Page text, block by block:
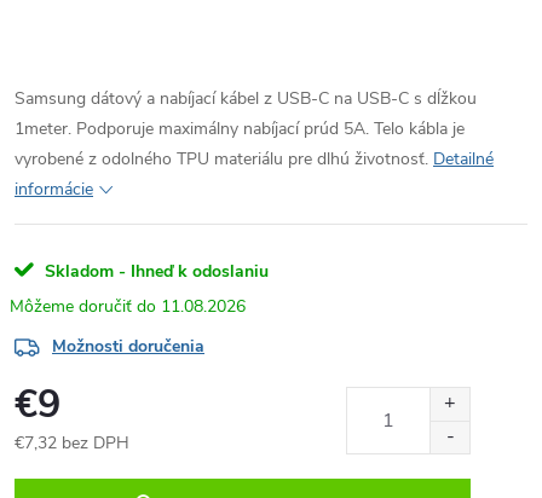
Samsung dátový a nabíjací kábel z USB-C na USB-C s dĺžkou
1meter. Podporuje maximálny nabíjací prúd 5A. Telo kábla je
vyrobené z odolného TPU materiálu pre dlhú životnosť. Detailné
informácie
Skladom - Ihneď k odoslaniu
11.08.2026
Možnosti doručenia
€9
€7,32 bez DPH